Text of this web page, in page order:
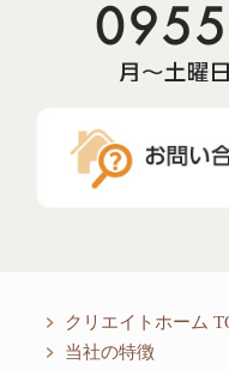
クリエイトホーム
当社の特徴